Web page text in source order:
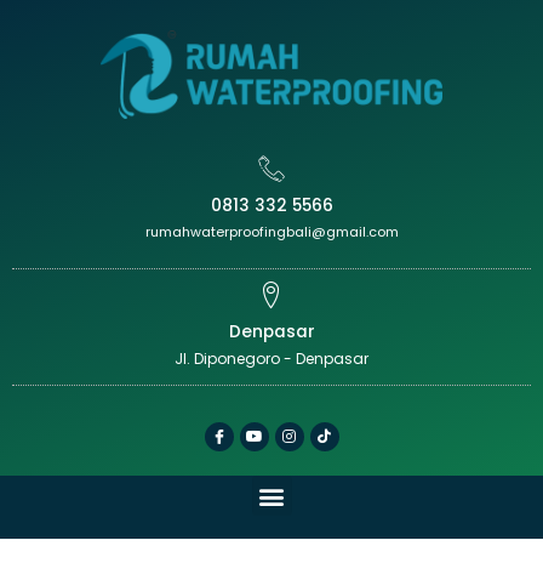
0813 332 5566
rumahwaterproofingbali@gmail.com
Denpasar
Jl. Diponegoro - Denpasar